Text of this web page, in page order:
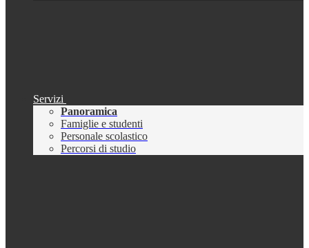
Servizi
Panoramica
Famiglie e studenti
Personale scolastico
Percorsi di studio